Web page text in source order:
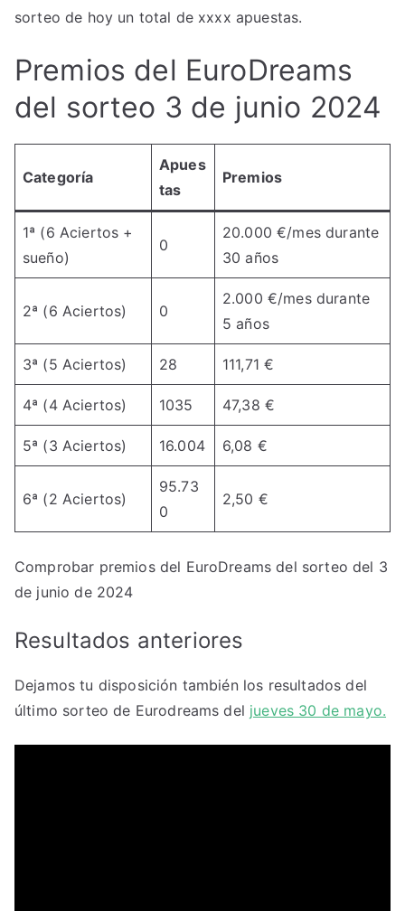
sorteo de hoy un total de xxxx apuestas.
Premios del EuroDreams
del sorteo 3 de junio 2024
Categoría
Apues
tas
Premios
1ª (6 Aciertos +
sueño)
0
20.000 €/mes durante
30 años
2ª (6 Aciertos) 0
2.000 €/mes durante
5 años
3ª (5 Aciertos) 28 111,71 €
4ª (4 Aciertos) 1035 47,38 €
5ª (3 Aciertos) 16.004 6,08 €
6ª (2 Aciertos)
95.73
0
2,50 €
Comprobar premios del EuroDreams del sorteo del 3
de junio de 2024
Resultados anteriores
Dejamos tu disposición también los resultados del
último sorteo de Eurodreams del jueves 30 de mayo.